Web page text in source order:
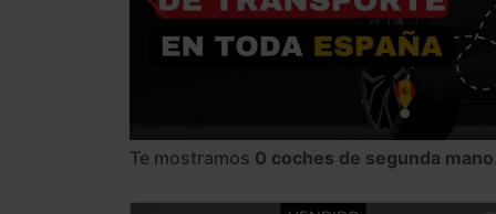
Te mostramos 0 coches de segunda mano